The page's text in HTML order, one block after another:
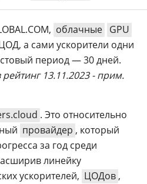
облачные GPU
а сами ускорители одни
период — 30 дней.
13.11.2023 - прим.
. Это относительно
провайдер , который
за год среди
линейку
ускорителей, ЦОДов ,